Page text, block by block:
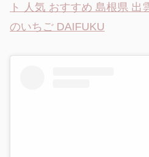
ト 人気 おすすめ 島根県 出
のいちご DAIFUKU